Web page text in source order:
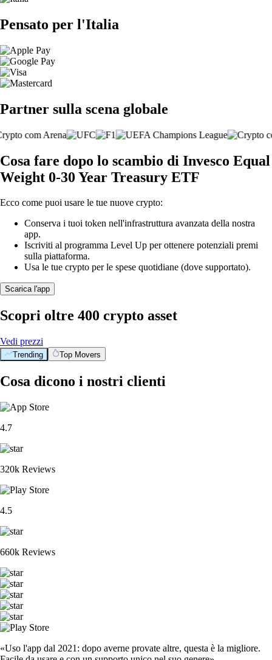
Pensato per l'Italia
Partner sulla scena globale
Cosa fare dopo lo scambio di Invesco Equal
Weight 0-30 Year Treasury ETF
Ecco come puoi usare le tue nuove crypto:
Conserva i tuoi token nell'infrastruttura avanzata della nostra
app.
Iscriviti al programma Level Up per ottenere potenziali premi
sulla piattaforma.
Usa le tue crypto per le spese quotidiane (dove supportato).
Scarica l'app
Scopri oltre 400 crypto asset
Vedi prezzi
Trending Top Movers
Cosa dicono i nostri clienti
4.7
320k Reviews
4.5
660k Reviews
«Uso l'app dal 2021: dopo averne provate altre, questa è la migliore.